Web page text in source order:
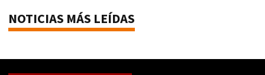
NOTICIAS MÁS LEÍDAS